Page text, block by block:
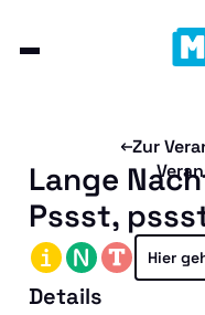
Zur
Lange
Pssst,
Hier
Details